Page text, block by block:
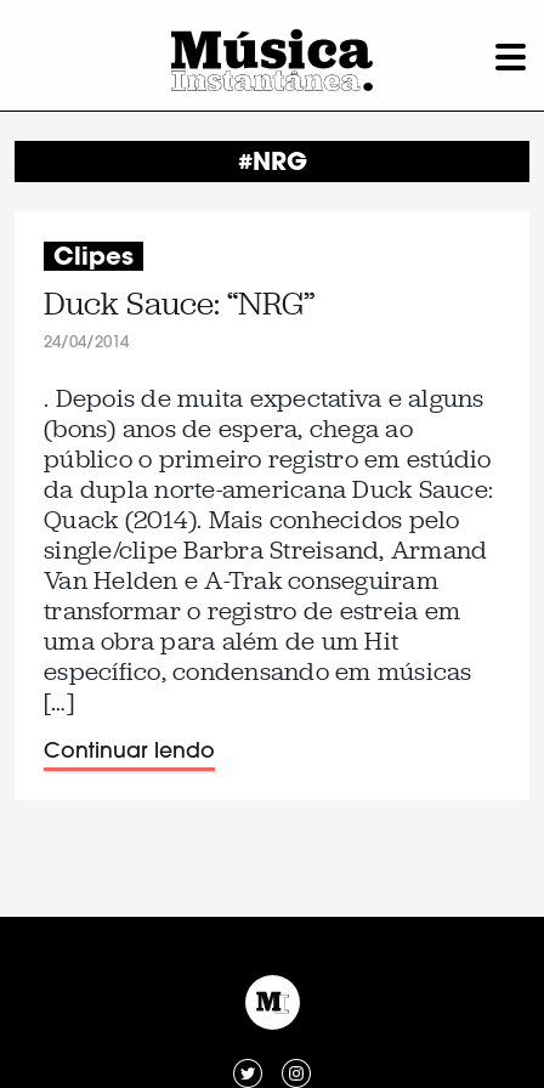
#NRG
Clipes
Duck Sauce: “NRG”
24/04/2014
. Depois de muita expectativa e alguns
(bons) anos de espera, chega ao
público o primeiro registro em estúdio
da dupla norte-americana Duck Sauce:
Quack (2014). Mais conhecidos pelo
single/clipe Barbra Streisand, Armand
Van Helden e A-Trak conseguiram
transformar o registro de estreia em
uma obra para além de um Hit
específico, condensando em músicas
[…]
Continuar lendo